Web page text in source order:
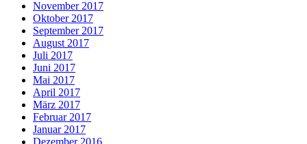
November 2017
Oktober 2017
September 2017
August 2017
Juli 2017
Juni 2017
Mai 2017
April 2017
März 2017
Februar 2017
Januar 2017